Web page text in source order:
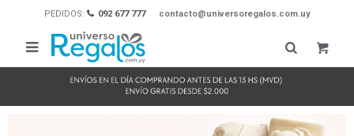
PEDIDOS: 092 677 777 contacto@universoregalos.com.uy
